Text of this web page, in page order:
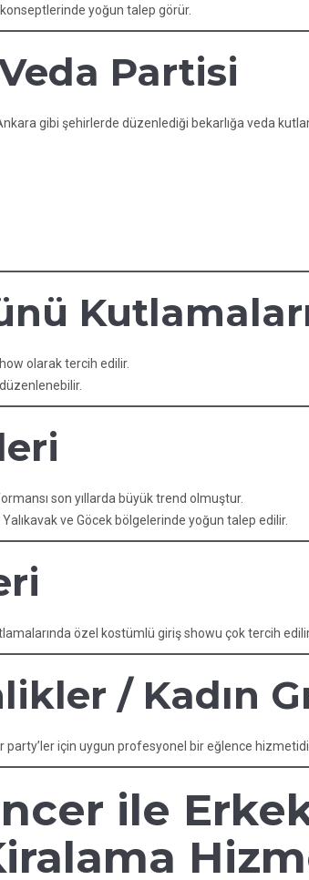
yoğun talep görür.
Partisi
gibi şehirlerde düzenlediği bekarlığa veda
olarak tercih edilir.
son yıllarda büyük trend olmuştur.
ve Göcek bölgelerinde yoğun talep edilir.
özel kostümlü giriş showu çok tercih
/ Kadın
için uygun profesyonel bir eğlence
ile